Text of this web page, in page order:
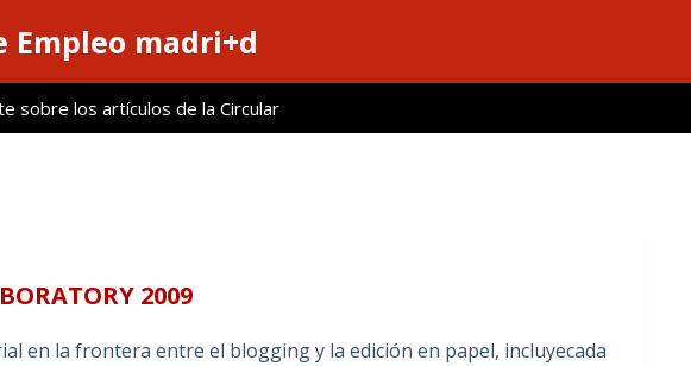
Empleo madri+d
sobre los artículos de la Circular
2009
en la frontera entre el blogging y la edición en papel, incluyecada